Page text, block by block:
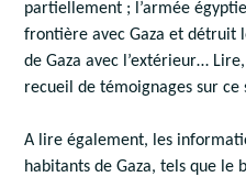
partiellement ; l’armée
frontière avec Gaza et détruit
de Gaza avec l’extérieur…
recueil de témoignages sur ce
A lire également, les
habitants de Gaza, tels que le